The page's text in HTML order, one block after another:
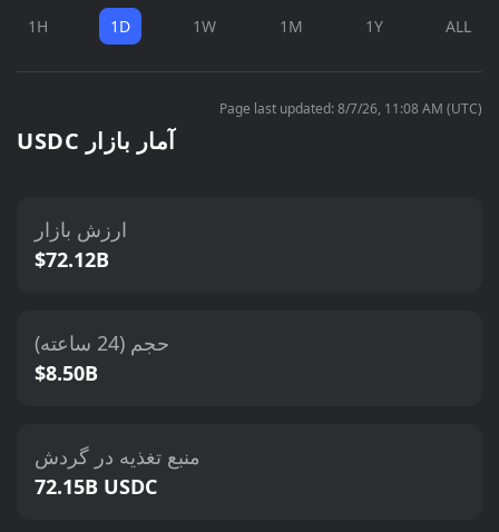
1H 1D 1W 1M 1Y ALL
Page last updated: 8/7/26, 11:08 AM (UTC)
USDC آمار بازار
ارزش بازار
$72.12B
حجم (24 ساعته)
$8.50B
منبع تغذیه در گردش
72.15B USDC